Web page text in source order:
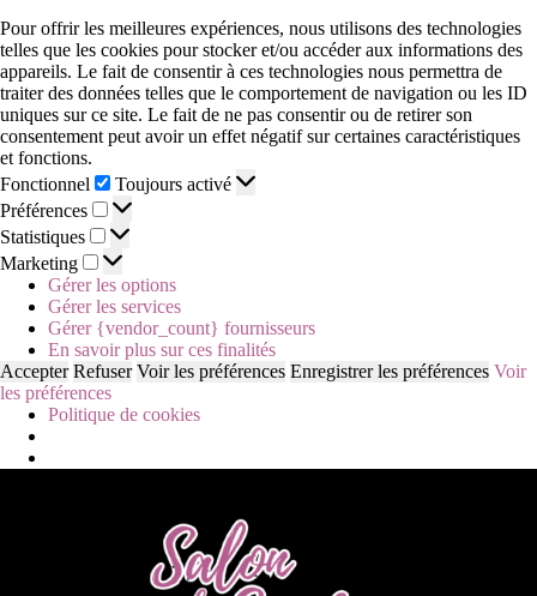
Pour offrir les meilleures expériences, nous utilisons des technologies
telles que les cookies pour stocker et/ou accéder aux informations des
appareils. Le fait de consentir à ces technologies nous permettra de
traiter des données telles que le comportement de navigation ou les ID
uniques sur ce site. Le fait de ne pas consentir ou de retirer son
consentement peut avoir un effet négatif sur certaines caractéristiques
et fonctions.
Fonctionnel
Toujours activé
Préférences
Statistiques
Marketing
Gérer les options
Gérer les services
Gérer {vendor_count} fournisseurs
En savoir plus sur ces finalités
Accepter Refuser Voir les préférences Enregistrer les préférences Voir
les préférences
Politique de cookies